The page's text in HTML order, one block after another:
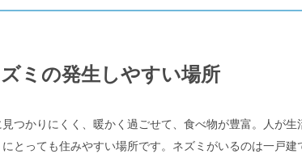
ミの発生しやすい場所
つかりにくく、暖かく過ごせて、食べ物が豊富。人が生
にとっても住みやすい場所です。ネズミがいるのは一戸建